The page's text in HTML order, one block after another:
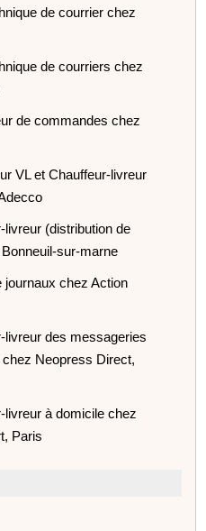
de courrier chez
de courriers chez
de commandes chez
VL et Chauffeur-livreur
livreur (distribution de
sur-marne
journaux chez Action
livreur des messageries
Neopress Direct,
livreur à domicile chez
Paris